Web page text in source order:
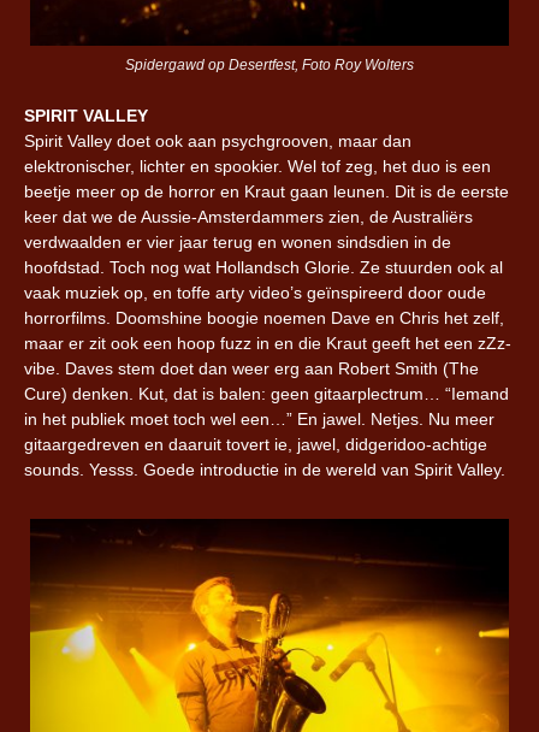
Spidergawd op Desertfest, Foto Roy Wolters
SPIRIT VALLEY
Spirit Valley doet ook aan psychgrooven, maar dan
elektronischer, lichter en spookier. Wel tof zeg, het duo is een
beetje meer op de horror en Kraut gaan leunen. Dit is de eerste
keer dat we de Aussie-Amsterdammers zien, de Australiërs
verdwaalden er vier jaar terug en wonen sindsdien in de
hoofdstad. Toch nog wat Hollandsch Glorie. Ze stuurden ook al
vaak muziek op, en toffe arty video’s geïnspireerd door oude
horrorfilms. Doomshine boogie noemen Dave en Chris het zelf,
maar er zit ook een hoop fuzz in en die Kraut geeft het een zZz-
vibe. Daves stem doet dan weer erg aan Robert Smith (The
Cure) denken. Kut, dat is balen: geen gitaarplectrum… “Iemand
in het publiek moet toch wel een…” En jawel. Netjes. Nu meer
gitaargedreven en daaruit tovert ie, jawel, didgeridoo-achtige
sounds. Yesss. Goede introductie in de wereld van Spirit Valley.